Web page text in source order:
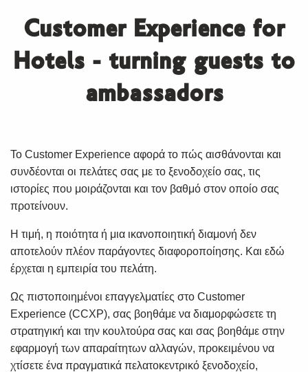
Customer Experience for
Hotels - turning guests to
ambassadors
Το Customer Experience αφορά το πώς αισθάνονται και
συνδέονται οι πελάτες σας με το ξενοδοχείο σας, τις
ιστορίες που μοιράζονται και τον βαθμό στον οποίο σας
προτείνουν.
Η τιμή, η ποιότητα ή μια ικανοποιητική διαμονή δεν
αποτελούν πλέον παράγοντες διαφοροποίησης. Και εδώ
έρχεται η εμπειρία του πελάτη.
Ως πιστοποιημένοι επαγγελματίες στο Customer
Experience (CCXP), σας βοηθάμε να διαμορφώσετε τη
στρατηγική και την κουλτούρα σας και σας βοηθάμε στην
εφαρμογή των απαραίτητων αλλαγών, προκειμένου να
χτίσετε ένα πραγματικά πελατοκεντρικό ξενοδοχείο,